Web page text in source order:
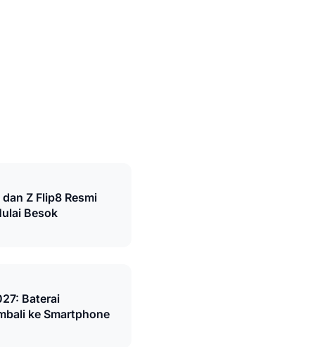
Z Flip8 Resmi
Besok
Baterai
ke Smartphone